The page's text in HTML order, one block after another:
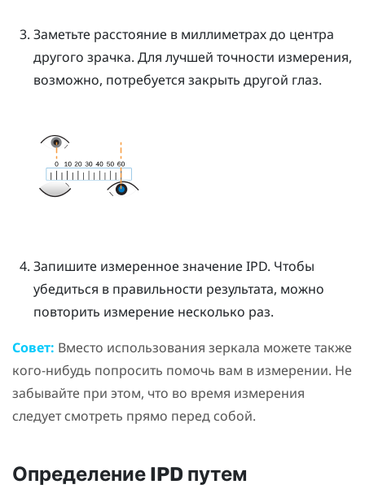
Заметьте расстояние в миллиметрах до центра
другого зрачка. Для лучшей точности измерения,
возможно, потребуется закрыть другой глаз.
Запишите измеренное значение IPD. Чтобы
убедиться в правильности результата, можно
повторить измерение несколько раз.
Совет: Вместо использования зеркала можете также
кого-нибудь попросить помочь вам в измерении. Не
забывайте при этом, что во время измерения
следует смотреть прямо перед собой.
Определение IPD путем